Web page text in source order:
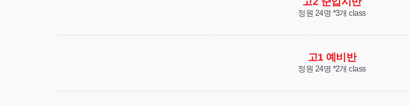
정원 24명 *3개 class
고1 예비반
정원 24명 *2개 class